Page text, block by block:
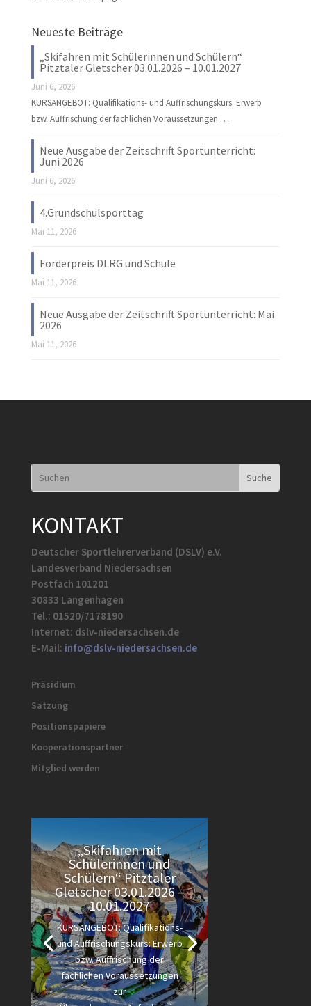
Neueste Beiträge
„Skifahren mit Schülerinnen und Schülern“
Pitztaler Gletscher 03.01.2026 – 10.01.2027
Juni 6, 2026
KURSANGEBOT: Qualifikations- und Auffrischungskurs: Erwerb
bzw. Auffrischung der fachlichen Voraussetzungen …
Neue Ausgabe der Zeitschrift Sportunterricht:
Juni 2026
Juni 6, 2026
4.Grundschulsporttag
Mai 11, 2026
Förderpreis DLRG und Schule
Mai 11, 2026
Neue Ausgabe der Zeitschrift Sportunterricht: Mai
2026
Mai 11, 2026
KONTAKT
Deutscher Sportlehrerverband (DSLV) e.V.
Landesverband Niedersachsen
Postfach 101201
30833 Langenhagen
Tel.: 01520/7178190
Internet: dslv-niedersachsen.de
E-Mail: info@dslv-niedersachsen.de
Präsidium
Satzung
Positionspapiere
Kooperationspartner
Mitglied werden
„Skifahren mit
Schülerinnen und
Schülern“ Pitztaler
Gletscher 03.01.2026 –
10.01.2027
KURSANGEBOT: Qualifikations-
und Auffrischungskurs: Erwerb
bzw. Auffrischung der
fachlichen Voraussetzungen
zur